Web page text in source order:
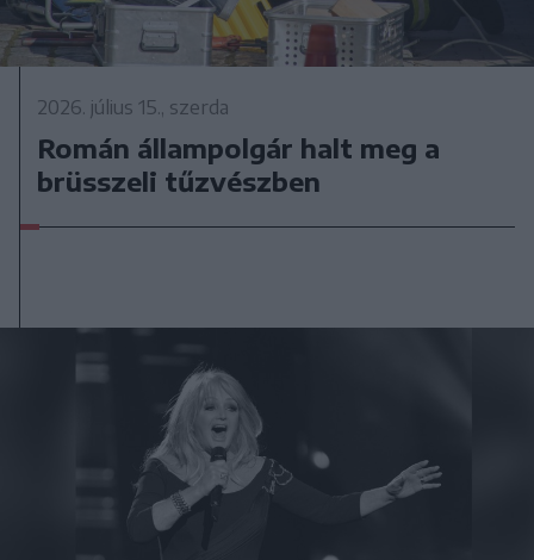
2026. július 15., szerda
Román állampolgár halt meg a
brüsszeli tűzvészben